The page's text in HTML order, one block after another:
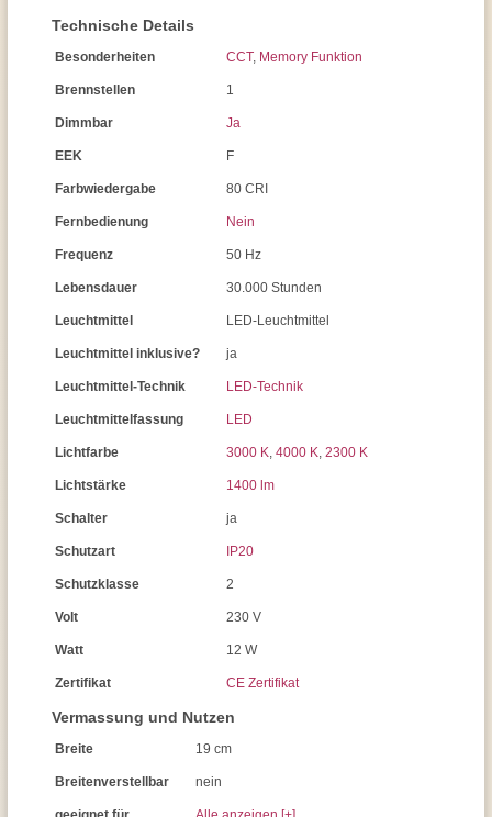
Technische Details
Besonderheiten CCT, Memory Funktion
Brennstellen 1
Dimmbar Ja
EEK F
Farbwiedergabe 80 CRI
Fernbedienung Nein
Frequenz 50 Hz
Lebensdauer 30.000 Stunden
Leuchtmittel LED-Leuchtmittel
Leuchtmittel inklusive? ja
Leuchtmittel-Technik LED-Technik
Leuchtmittelfassung LED
Lichtfarbe 3000 K, 4000 K, 2300 K
Lichtstärke 1400 lm
Schalter ja
Schutzart IP20
Schutzklasse 2
Volt 230 V
Watt 12 W
Zertifikat CE Zertifikat
Vermassung und Nutzen
Breite 19 cm
Breitenverstellbar nein